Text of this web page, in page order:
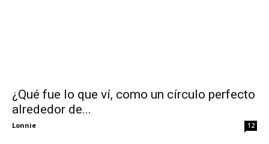
¿Qué fue lo que ví, como un círculo perfecto
alrededor de...
Lonnie 12